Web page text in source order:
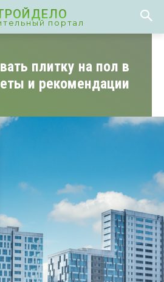
портал
плитку на пол в
и рекомендации